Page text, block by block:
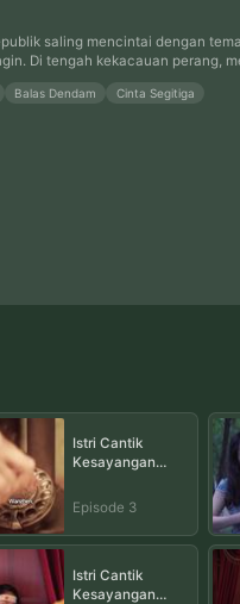
saling mencintai dengan
Di tengah kekacauan perang,
Balas Dendam Cinta Segitiga
Istri Cantik
Kesayangan
Episode 3
Istri Cantik
Kesayangan